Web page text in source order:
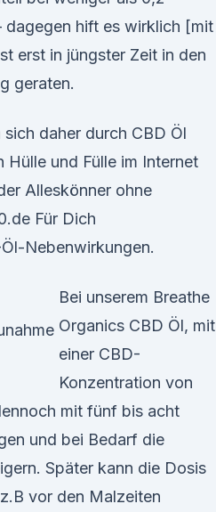
dagegen hift es wirklich [mit
erst in jüngster Zeit in den
geraten.
daher durch CBD Öl
Hülle und Fülle im Internet
Alleskönner ohne
Für Dich
Nebenwirkungen.
Bei unserem Breathe
Organics CBD Öl, mit
einer CBD-
Konzentration von
mit fünf bis acht
und bei Bedarf die
Später kann die Dosis
vor den Malzeiten